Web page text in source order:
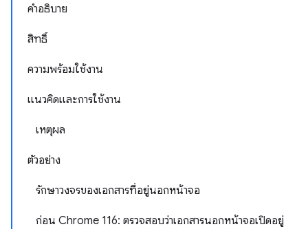
คำอธิบาย
สิทธิ์
ความพร้อมใช้งาน
แนวคิดและการใช้งาน
เหตุผล
ตัวอย่าง
รักษาวงจรของเอกสารที่อยู่นอกหน้าจอ
ก่อน Chrome 116: ตรวจสอบว่าเอกสารนอกหน้าจอเปิดอยู่